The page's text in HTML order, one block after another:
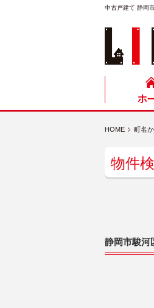
中古戸建て 静岡
HOME 町名
物件
静岡市駿河